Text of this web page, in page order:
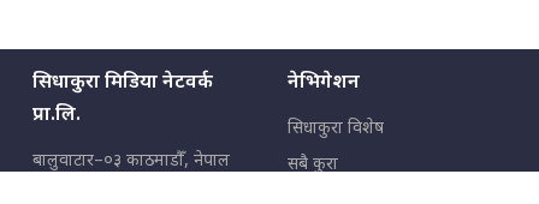
सिधाकुरा मिडिया नेटवर्क
प्रा.लि.
बालुवाटार–०३ काठमाडौँ, नेपाल
नेभिगेशन
सिधाकुरा विशेष
सबै कुरा